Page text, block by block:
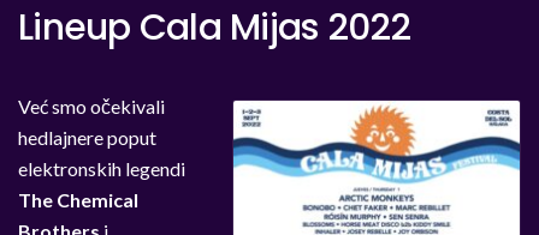
Lineup Cala Mijas 2022
Već smo očekivali
hedlajnere poput
elektronskih legendi
The Chemical
Brothers i